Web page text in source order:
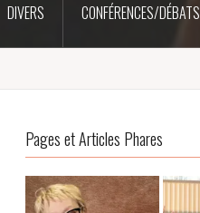
DIVERS CONFÉRENCES/DÉBATS
Pages et Articles Phares